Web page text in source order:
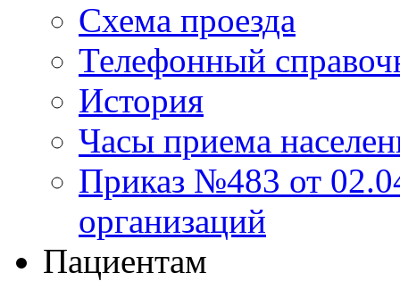
Схема проезда
Телефонный
История
Часы приема
Приказ №483 от
организаций
Пациентам